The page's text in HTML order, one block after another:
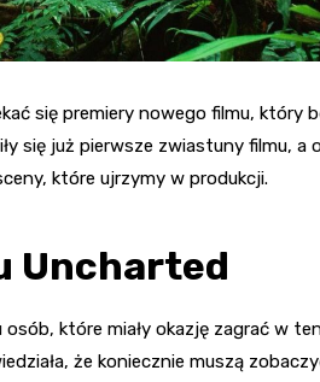
się premiery nowego filmu, który
się już pierwsze zwiastuny filmu, a
które ujrzymy w produkcji.
Uncharted
które miały okazję zagrać w
że koniecznie muszą